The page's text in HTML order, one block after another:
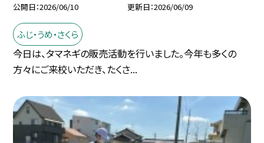
公開日 2026/06/10 更新日 2026/06/09
ふじ・うめ・さくら
今日は、タマネギの販売活動を行いました。今年も多くの
方々にご来校いただき、たくさ...